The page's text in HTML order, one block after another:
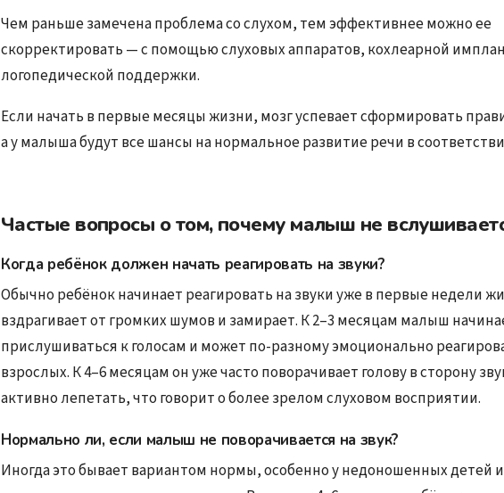
Чем раньше замечена проблема со слухом, тем эффективнее можно ее
скорректировать — с помощью слуховых аппаратов, кохлеарной
логопедической поддержки.
Если начать в первые месяцы жизни, мозг успевает сформировать
а у малыша будут все шансы на нормальное развитие речи в
Частые вопросы о том, почему малыш не
Когда ребёнок должен начать реагировать на звуки?
Обычно ребёнок начинает реагировать на звуки уже в первые недели
вздрагивает от громких шумов и замирает. К 2–3 месяцам малыш
прислушиваться к голосам и может по-разному эмоционально
взрослых. К 4–6 месяцам он уже часто поворачивает голову в сторону
активно лепетать, что говорит о более зрелом слуховом восприятии.
Нормально ли, если малыш не поворачивается на звук?
Иногда это бывает вариантом нормы, особенно у недоношенных детей